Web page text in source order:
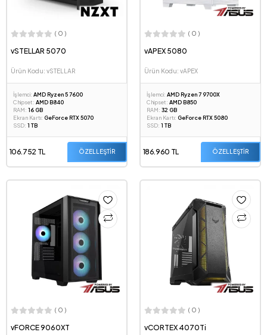
( 0 )
vSTELLAR 5070
Ürün Kodu: vSTELLAR
İşlemci: AMD Ryzen 5 7600
Chipset: AMD B840
RAM: 16 GB
Ekran Kartı: GeForce RTX 5070
SSD: 1 TB
106.752 TL ÖZELLEŞTİR
( 0 )
vAPEX 5080
Ürün Kodu: vAPEX
İşlemci: AMD Ryzen 7 9700X
Chipset: AMD B850
RAM: 32 GB
Ekran Kartı: GeForce RTX 5080
SSD: 1 TB
186.960 TL ÖZELLEŞTİR
( 0 )
vFORCE 9060XT
( 0 )
vCORTEX 4070Ti